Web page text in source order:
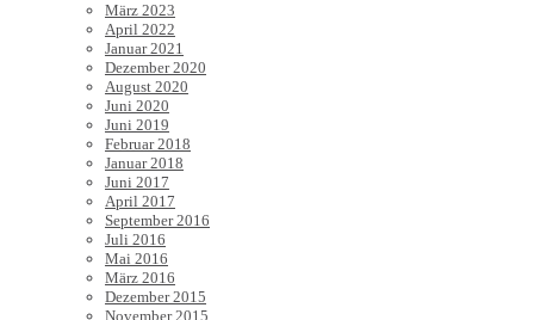
März 2023
April 2022
Januar 2021
Dezember 2020
August 2020
Juni 2020
Juni 2019
Februar 2018
Januar 2018
Juni 2017
April 2017
September 2016
Juli 2016
Mai 2016
März 2016
Dezember 2015
November 2015